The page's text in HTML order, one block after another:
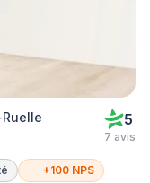
5
7 avis
+100 NPS